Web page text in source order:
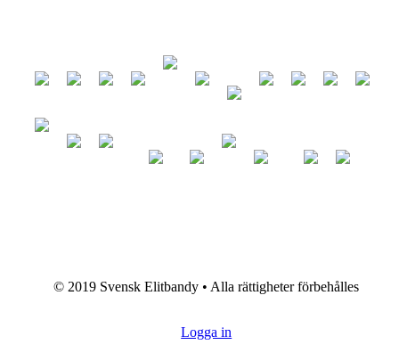
© 2019 Svensk Elitbandy • Alla rättigheter förbehålles
Logga in